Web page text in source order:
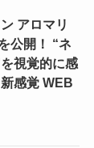
アロマリ
公開！ “ネ
視覚的に感
感覚 WEB